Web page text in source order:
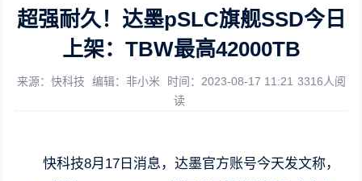
超强耐久！达墨pSLC旗舰SSD今日
上架：TBW最高42000TB
来源：快科技 编辑：非小米 时间：2023-08-17 11:21 3316人阅
读
快科技8月17日消息，达墨官方账号今天发文称，